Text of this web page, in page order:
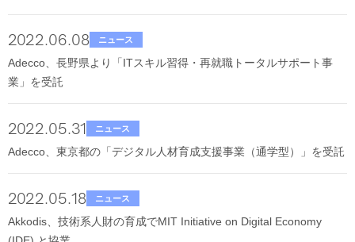
2022.06.08 ニュース
Adecco、長野県より「ITスキル習得・再就職トータルサポート事
業」を受託
2022.05.31 ニュース
Adecco、東京都の「デジタル人材育成支援事業（通学型）」を受託
2022.05.18 ニュース
Akkodis、技術系人財の育成でMIT Initiative on Digital Economy